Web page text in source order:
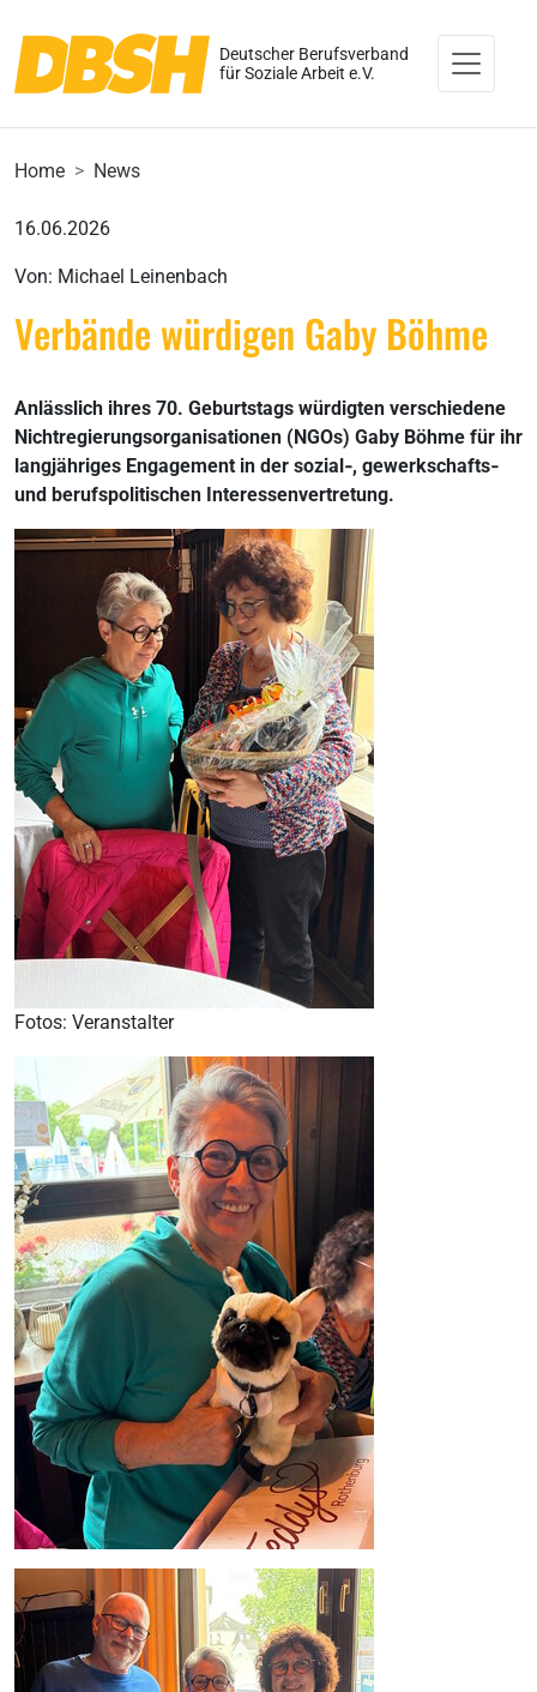
Deutscher Berufsverband
für Soziale Arbeit e.V.
Home News
16.06.2026
Von: Michael Leinenbach
Verbände würdigen Gaby Böhme
Anlässlich ihres 70. Geburtstags würdigten verschiedene
Nichtregierungsorganisationen (NGOs) Gaby Böhme für ihr
langjähriges Engagement in der sozial‑, gewerkschafts‑
und berufspolitischen Interessenvertretung.
Fotos: Veranstalter